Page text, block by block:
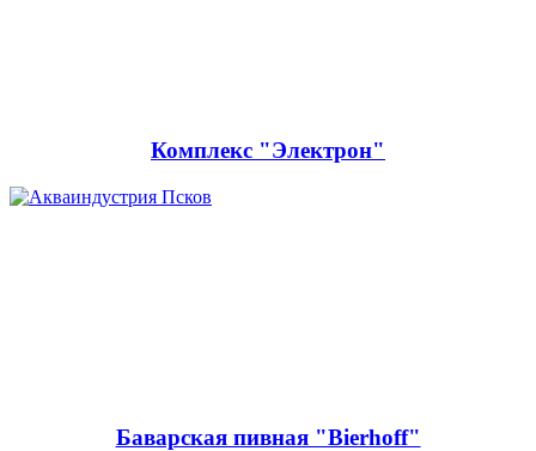
Комплекс "Электрон"
Баварская пивная "Bierhoff"